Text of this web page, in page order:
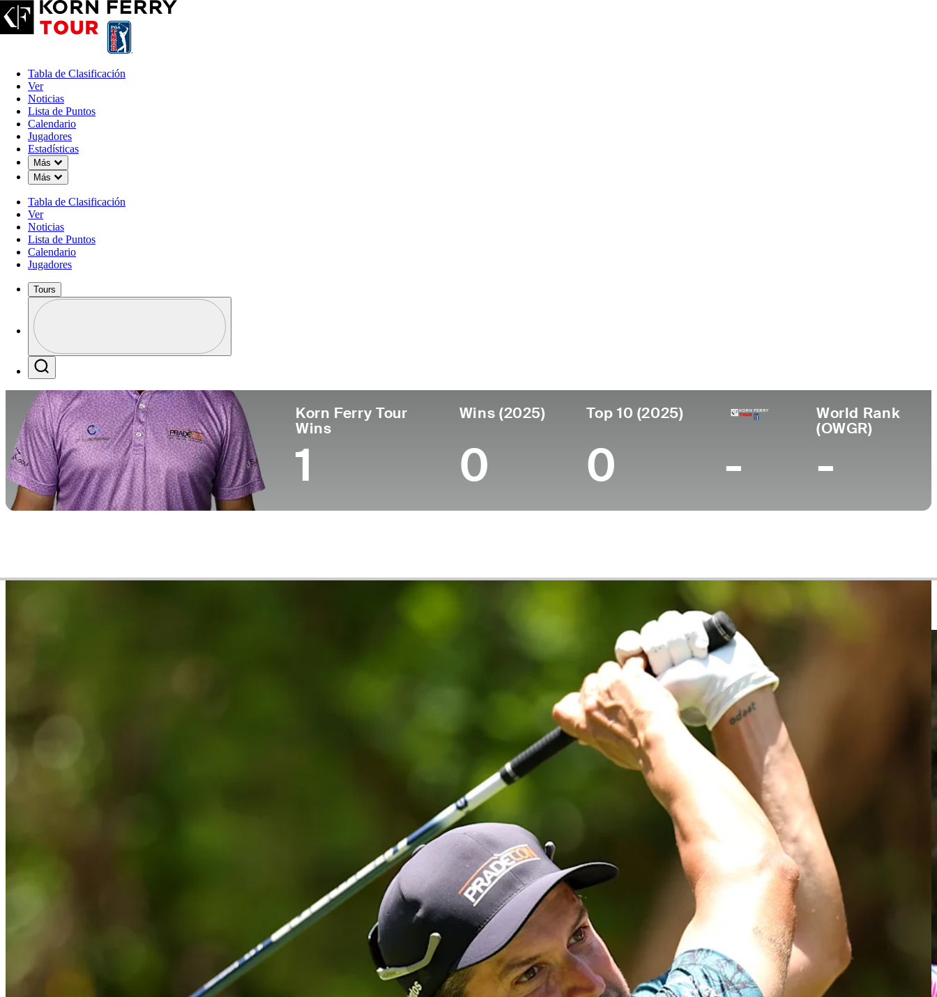
Tabla de Clasificación
Ver
Noticias
Lista de Puntos
Calendario
Jugadores
Estadísticas
Más
Down Chevron
Más
Down Chevron
Tabla de Clasificación
Ver
Noticias
Lista de Puntos
Calendario
Jugadores
Tours
Profile / PGA Tour Pass Logo
Korn Ferry Tour
Wins
1
Wins (2025)
0
Top 10 (2025)
0 -
World Rank
(OWGR)
-